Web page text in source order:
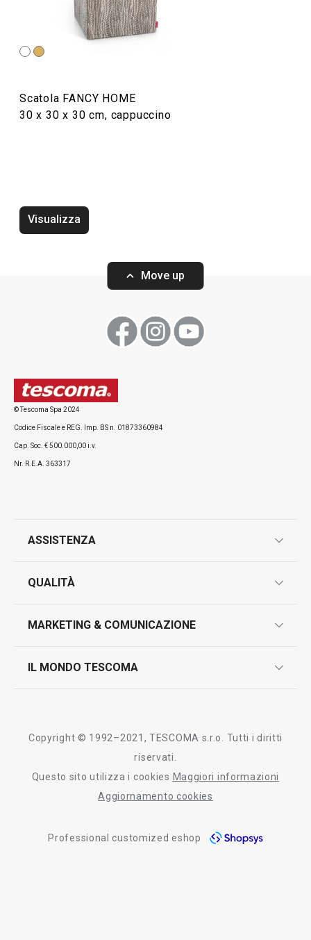
Servire in tavola
Preparazione degli alimenti
Vaso piccolo FANCY HOME Stones
Scatola FANCY HOME
30 x 30 x 30 cm, cappuccino
Visualizza
Move up
© Tescoma Spa 2024
Codice Fiscale e REG. Imp. BS n. 01873360984
Cap. Soc. € 500.000,00 i.v.
Nr. R.E.A. 363317
ASSISTENZA
contatti
QUALITÀ
test sui prodotti
MARKETING & COMUNICAZIONE
IL MONDO TESCOMA
Tescoma nel mondo
informativa whistleblowing
Copyright © 1992–2021, TESCOMA s.r.o. Tutti i diritti
riservati.
Questo sito utilizza i cookies Maggiori informazioni
Aggiornamento cookies
Professional customized eshop